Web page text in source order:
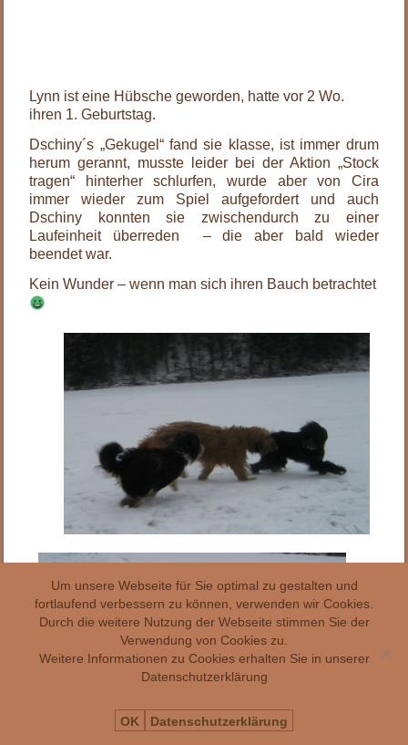
Lynn ist eine Hübsche geworden, hatte vor 2 Wo.
ihren 1. Geburtstag.
Dschiny´s „Gekugel“ fand sie klasse, ist immer drum
herum gerannt, musste leider bei der Aktion „Stock
tragen“ hinterher schlurfen, wurde aber von Cira
immer wieder zum Spiel aufgefordert und auch
Dschiny konnten sie zwischendurch zu einer
Laufeinheit überreden – die aber bald wieder
beendet war.
Kein Wunder – wenn man sich ihren Bauch betrachtet
Um unsere Webseite für Sie optimal zu gestalten und
fortlaufend verbessern zu können, verwenden wir Cookies.
Durch die weitere Nutzung der Webseite stimmen Sie der
Verwendung von Cookies zu.
Weitere Informationen zu Cookies erhalten Sie in unserer
Datenschutzerklärung
OK Datenschutzerklärung